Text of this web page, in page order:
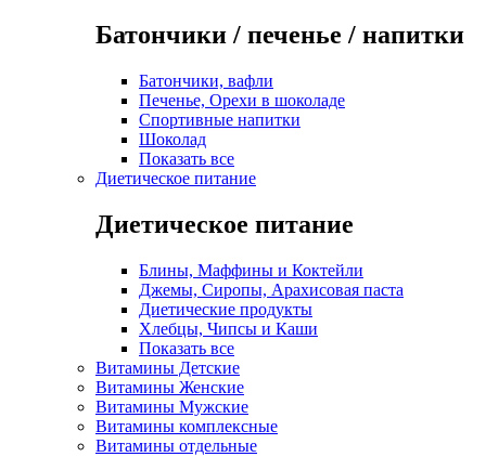
Батончики / печенье / напитки
Батончики, вафли
Печенье, Орехи в шоколаде
Спортивные напитки
Шоколад
Показать все
Диетическое питание
Диетическое питание
Блины, Маффины и Коктейли
Джемы, Сиропы, Арахисовая паста
Диетические продукты
Хлебцы, Чипсы и Каши
Показать все
Витамины Детские
Витамины Женские
Витамины Мужские
Витамины комплексные
Витамины отдельные